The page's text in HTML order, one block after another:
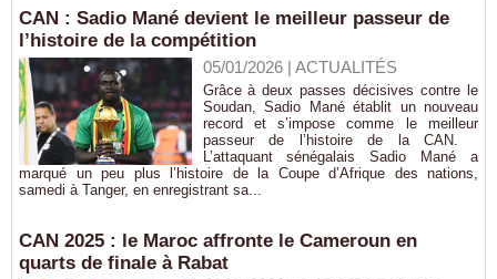
CAN : Sadio Mané devient le meilleur passeur de
l’histoire de la compétition
05/01/2026| ACTUALITÉS
Grâce à deux passes décisives contre le
Soudan, Sadio Mané établit un nouveau
record et s’impose comme le meilleur
passeur de l’histoire de la CAN.
L’attaquant sénégalais Sadio Mané a
marqué un peu plus l’histoire de la Coupe d’Afrique des nations,
samedi à Tanger, en enregistrant sa...
CAN 2025 : le Maroc affronte le Cameroun en
quarts de finale à Rabat